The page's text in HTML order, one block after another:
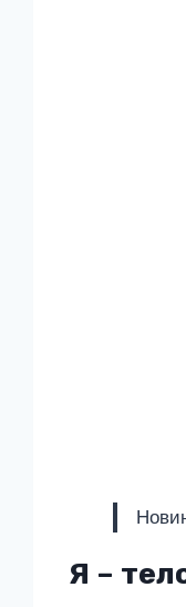
Я –